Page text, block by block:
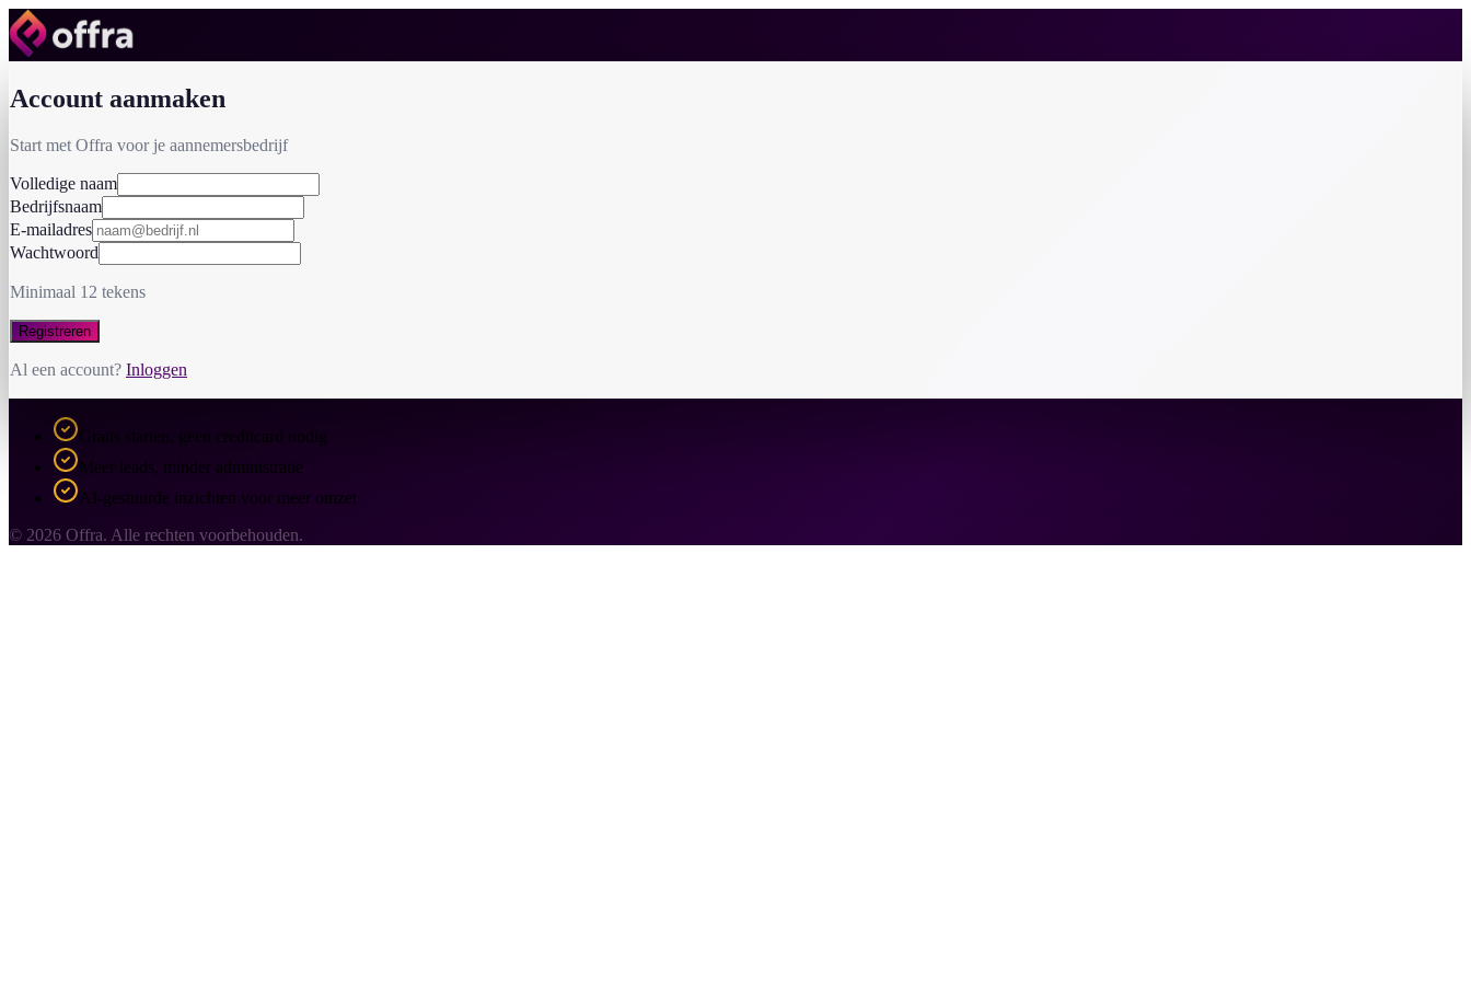
Account aanmaken
Start met Offra voor je aannemersbedrijf
Volledige naam
Bedrijfsnaam
E-mailadres
Wachtwoord
Minimaal 12 tekens
Registreren
Al een account? Inloggen
Gratis starten, geen creditcard nodig
Meer leads, minder administratie
AI-gestuurde inzichten voor meer omzet
© 2026 Offra. Alle rechten voorbehouden.